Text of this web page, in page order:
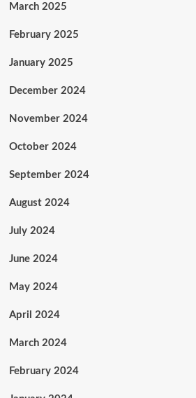
March 2025
February 2025
January 2025
December 2024
November 2024
October 2024
September 2024
August 2024
July 2024
June 2024
May 2024
April 2024
March 2024
February 2024